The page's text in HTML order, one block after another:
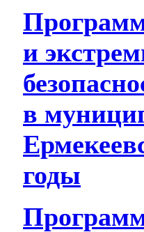
и
в
годы